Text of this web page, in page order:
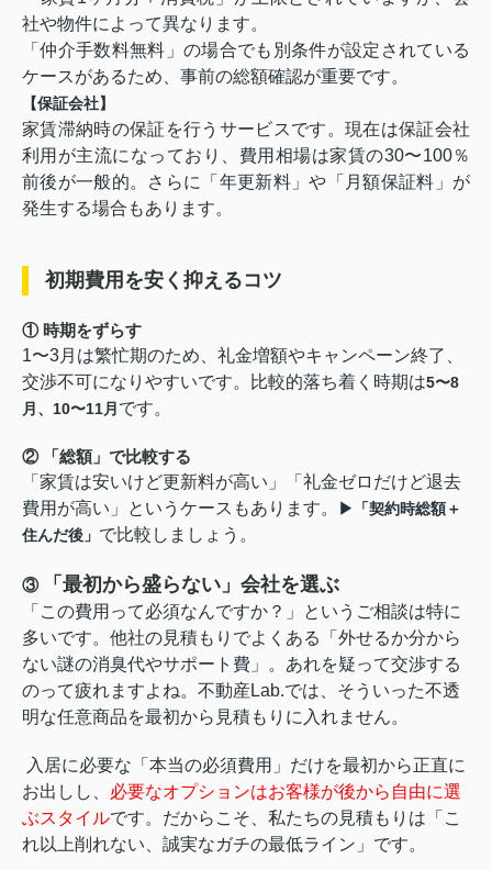
社や物件によって異なります。
「仲介手数料無料」の場合でも別条件が設定されている
ケースがあるため、事前の総額確認が重要です。
【保証会社】
家賃滞納時の保証を行うサービスです。現在は保証会社
利用が主流になっており、費用相場は家賃の30〜100％
前後が一般的。さらに「年更新料」や「月額保証料」が
発生する場合もあります。
初期費用を安く抑えるコツ
① 時期をずらす
1〜3月は繁忙期のため、礼金増額やキャンペーン終了、
交渉不可になりやすいです。比較的落ち着く時期は5〜8
月、10〜11月 です。
② 「総額」で比較する
「家賃は安いけど更新料が高い」「礼金ゼロだけど退去
費用が高い」というケースもあります。
▶「契約時総額＋
住んだ後」 で比較しましょう。
③ 「最初から盛らない」会社を選ぶ
「この費用って必須なんですか？」というご相談は特に
多いです。他社の見積もりでよくある「外せるか分から
ない謎の消臭代やサポート費」。あれを疑って交渉する
のって疲れますよね。不動産Lab.では、そういった不透
明な任意商品を最初から見積もりに入れません。
入居に必要な「本当の必須費用」だけを最初から正直に
お出しし、 必要なオプションはお客様が後から自由に選
ぶスタイルです。だからこそ、私たちの見積もりは「こ
れ以上削れない、誠実なガチの最低ライン」です。